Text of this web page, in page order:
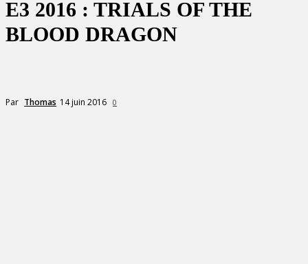
E3 2016 : TRIALS OF THE
BLOOD DRAGON
Par Thomas 14 juin 2016 0